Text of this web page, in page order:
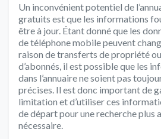
Un inconvénient potentiel de
gratuits est que les informations
être à jour. Étant donné que les
de téléphone mobile peuvent
raison de transferts de propriété
d’abonnés, il est possible que les
dans l’annuaire ne soient pas
précises. Il est donc important de
limitation et d’utiliser ces
de départ pour une recherche plus
nécessaire.